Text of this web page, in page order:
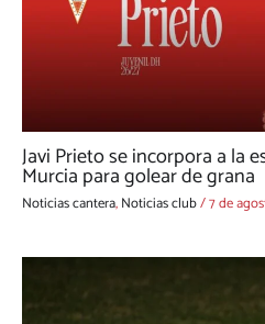
Javi Prieto se incorpora a la
Murcia para golear de grana
Noticias cantera,Noticias club/7 de